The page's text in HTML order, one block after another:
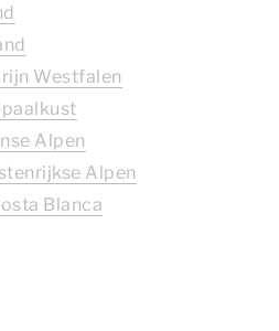
Westfalen
Alpen
Alpen
Blanca